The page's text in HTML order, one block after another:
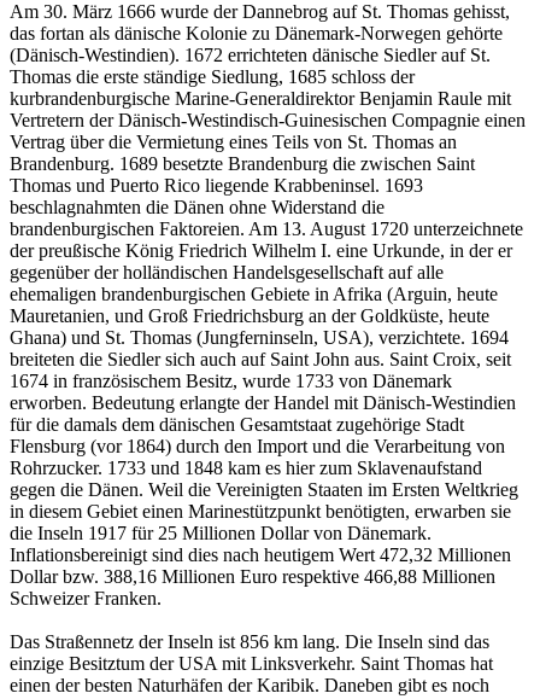
Am 30. März 1666 wurde der Dannebrog auf St. Thomas gehisst,
das fortan als dänische Kolonie zu Dänemark-Norwegen gehörte
(Dänisch-Westindien). 1672 errichteten dänische Siedler auf St.
Thomas die erste ständige Siedlung, 1685 schloss der
kurbrandenburgische Marine-Generaldirektor Benjamin Raule mit
Vertretern der Dänisch-Westindisch-Guinesischen Compagnie einen
Vertrag über die Vermietung eines Teils von St. Thomas an
Brandenburg. 1689 besetzte Brandenburg die zwischen Saint
Thomas und Puerto Rico liegende Krabbeninsel. 1693
beschlagnahmten die Dänen ohne Widerstand die
brandenburgischen Faktoreien. Am 13. August 1720 unterzeichnete
der preußische König Friedrich Wilhelm I. eine Urkunde, in der er
gegenüber der holländischen Handelsgesellschaft auf alle
ehemaligen brandenburgischen Gebiete in Afrika (Arguin, heute
Mauretanien, und Groß Friedrichsburg an der Goldküste, heute
Ghana) und St. Thomas (Jungferninseln, USA), verzichtete. 1694
breiteten die Siedler sich auch auf Saint John aus. Saint Croix, seit
1674 in französischem Besitz, wurde 1733 von Dänemark
erworben. Bedeutung erlangte der Handel mit Dänisch-Westindien
für die damals dem dänischen Gesamtstaat zugehörige Stadt
Flensburg (vor 1864) durch den Import und die Verarbeitung von
Rohrzucker. 1733 und 1848 kam es hier zum Sklavenaufstand
gegen die Dänen. Weil die Vereinigten Staaten im Ersten Weltkrieg
in diesem Gebiet einen Marinestützpunkt benötigten, erwarben sie
die Inseln 1917 für 25 Millionen Dollar von Dänemark.
Inflationsbereinigt sind dies nach heutigem Wert 472,32 Millionen
Dollar bzw. 388,16 Millionen Euro respektive 466,88 Millionen
Schweizer Franken.
Das Straßennetz der Inseln ist 856 km lang. Die Inseln sind das
einzige Besitztum der USA mit Linksverkehr. Saint Thomas hat
einen der besten Naturhäfen der Karibik. Daneben gibt es noch